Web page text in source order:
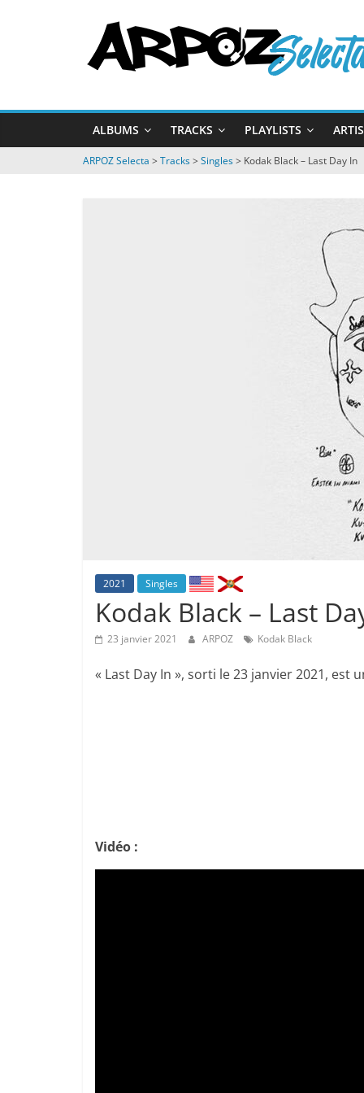
ARPOZ
Selecta
by
ARPOZ
&
ALBUMS TRACKS PLAYLISTS
ARPOZ Selecta > Tracks> Singles> Kodak Black – Last Day In
2021 Singles
Kodak Black – Last
23 janvier 2021 ARPOZ Kodak Black
« Last Day In », sorti le 23 janvier 2021, est
Vidéo :